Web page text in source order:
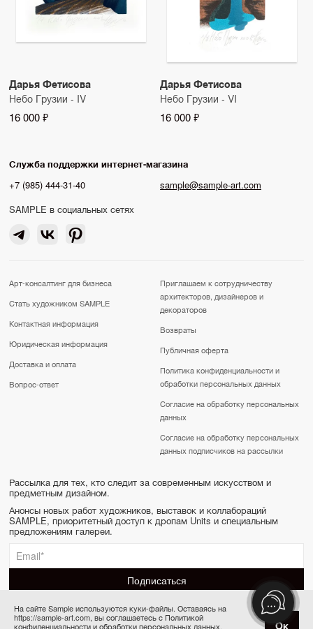
Дарья Фетисова
Небо Грузии - IV
16 000 ₽
Дарья Фетисова
Небо Грузии - VI
16 000 ₽
Служба поддержки интернет-магазина
+7 (985) 444-31-40
sample@sample-art.com
SAMPLE в социальных сетях
Арт-консалтинг для бизнеса
Стать художником SAMPLE
Контактная информация
Юридическая информация
Доставка и оплата
Вопрос-ответ
Приглашаем к сотрудничеству
архитекторов, дизайнеров и
декораторов
Возвраты
Публичная оферта
Политика конфиденциальности и
обработки персональных данных
Согласие на обработку персональных
данных
Согласие на обработку персональных
данных подписчиков на рассылки
Рассылка для тех, кто следит за современным искусством и
предметным дизайном.
Анонсы новых работ художников, выставок и коллабораций
SAMPLE, приоритетный доступ к дропам Units и специальным
предложениям галереи.
SAMPLE | Online gallery & Auction © 2022-2026
На сайте Sample используются куки-файлы. Оставаясь на
https://sample-art.com, вы соглашаетесь с Политикой
конфиденциальности и обработки персональных данных.
Ок